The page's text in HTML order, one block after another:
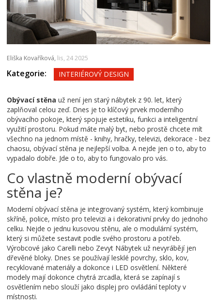
Eliška Kovaříková, lis, 24 2025
Kategorie: INTERIÉROVÝ DESIGN
Obývací stěna už není jen starý nábytek z 90. let, který
zaplňoval celou zeď. Dnes je to klíčový prvek moderního
obývacího pokoje, který spojuje estetiku, funkci a inteligentní
využití prostoru. Pokud máte malý byt, nebo prostě chcete mít
všechno na jednom místě - knihy, hračky, televizi, dekorace - bez
chaosu, obývací stěna je nejlepší volba. A nejde jen o to, aby to
vypadalo dobře. Jde o to, aby to fungovalo pro vás.
Co vlastně moderní obývací
stěna je?
Moderní obývací stěna je integrovaný systém, který kombinuje
skříně, police, místo pro televizi a i dekorativní prvky do jednoho
celku. Nejde o jednu kusovou stěnu, ale o modulární systém,
který si můžete sestavit podle svého prostoru a potřeb.
Výrobcové jako Carelli nebo Zevyt Nábytek už nevyrábějí jen
dřevěné bloky. Dnes se používají lesklé povrchy, sklo, kov,
recyklované materiály a dokonce i LED osvětlení. Některé
modely mají dokonce chytrá zrcadla, která se zapínají s
osvětlením nebo slouží jako displej pro ovládání teploty v
místnosti.